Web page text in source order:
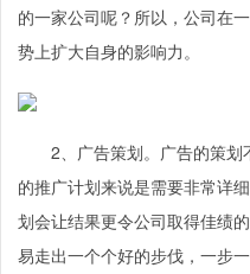
的一家公司呢？所以，公司在
势上扩大自身的影响力。
2、广告策划。广告的策
的推广计划来说是需要非常详
划会让结果更令公司取得佳绩
易走出一个个好的步伐，一步